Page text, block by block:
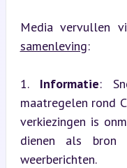
Media vervullen
samenleving:
1. Informatie:
maatregelen rond
verkiezingen is
dienen als bron
weerberichten.